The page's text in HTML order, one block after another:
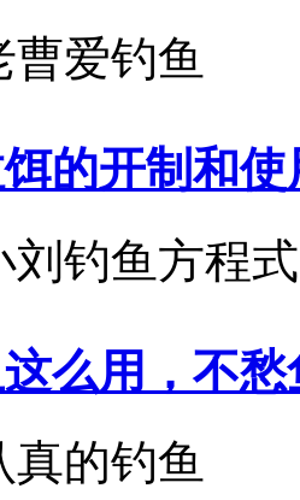
曹爱钓鱼
的开制和
刘钓鱼方程式
么用，不
真的钓鱼